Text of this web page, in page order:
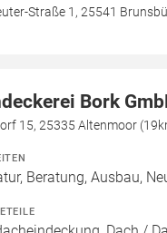
Straße 1, 25541
Bork
15, 25335 Altenmoor
Beratung, Ausbau,